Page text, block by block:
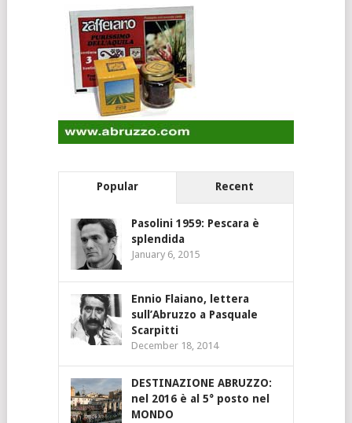
Popular Recent
Pasolini 1959: Pescara è
splendida
January 6, 2015
Ennio Flaiano, lettera
sull’Abruzzo a Pasquale
Scarpitti
December 18, 2014
DESTINAZIONE ABRUZZO:
nel 2016 è al 5° posto nel
MONDO